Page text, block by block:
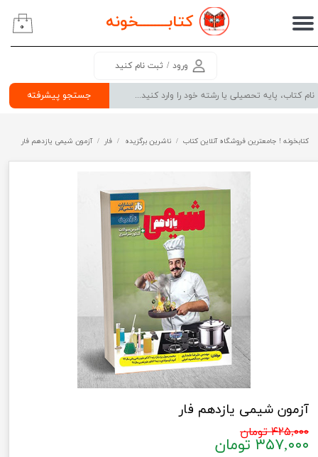
کتابــــــــخونه
جستجو پیشرفته
ورود / ثبت نام کنید
حساب کاربری من
سفارشات
۰
کتابخونه ! جامعترین فروشگاه آنلاین کتاب ناشرین برگزیده فار آزمون شیمی یازدهم فار
آزمون شیمی یازدهم فار
۴۲۵,۰۰۰ تومان
۳۵۷,۰۰۰ تومان